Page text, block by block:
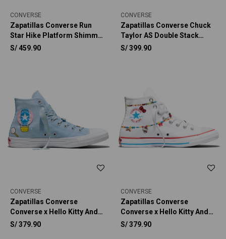
CONVERSE
Zapatillas Converse Run
Star Hike Platform Shimmer
Mujer
S/ 459.90
CONVERSE
Zapatillas Converse Chuck
Taylor AS Double Stack
Platform Charms Unisex
S/399.90
CONVERSE
Zapatillas Converse
Converse x Hello Kitty And
Friends Chuck Taylor All
S/379.90
CONVERSE
Zapatillas Converse
Converse x Hello Kitty And
Friends Chuck Taylor All
S/379.90